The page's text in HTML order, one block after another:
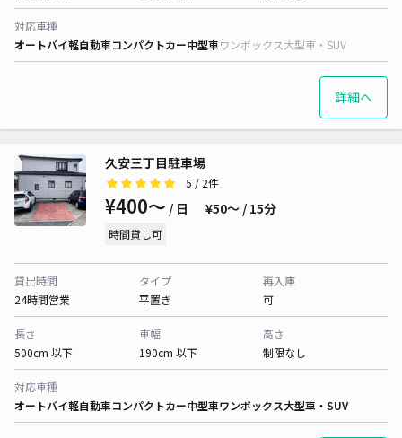
対応車種
オートバイ軽自動車コンパクトカー中型車ワンボックス大型車・SUV
詳細へ
久安三丁目駐車場
5 / 2件
¥400〜 / 日 ¥50〜 / 15分
時間貸し可
貸出時間
24時間営業
タイプ
平置き
再入庫
可
長さ
500cm 以下
車幅
190cm 以下
高さ
制限なし
対応車種
オートバイ軽自動車コンパクトカー中型車ワンボックス大型車・SUV